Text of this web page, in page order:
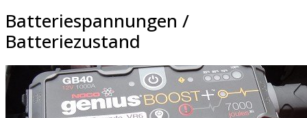
Batteriespannungen /
Batteriezustand